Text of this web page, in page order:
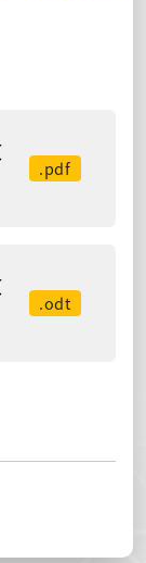
.pdf
.odt